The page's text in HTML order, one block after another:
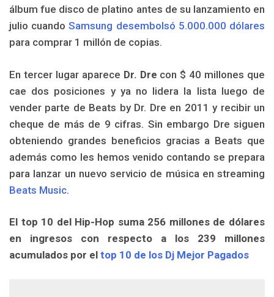
álbum fue disco de platino antes de su lanzamiento en
julio cuandoSamsung desembolsó 5.000.000 dólares
para comprar 1 millón de copias.
En tercer lugar aparece Dr. Dre con $ 40 millones que
cae dos posiciones y ya no lidera la lista luego de
vender parte de Beats by Dr. Dre en 2011 y recibir un
cheque de más de 9 cifras. Sin embargo Dre siguen
obteniendo grandes beneficios gracias a Beats que
además como les hemos venido contando se prepara
para lanzar un nuevo servicio de música en streaming
Beats Music.
El top 10 del Hip-Hop suma 256 millones de dólares
en ingresos con respecto a los 239 millones
acumulados por el top 10 de los Dj Mejor Pagados